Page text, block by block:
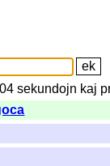
sekundojn kaj